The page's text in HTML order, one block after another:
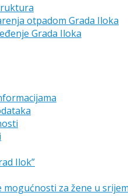
otpadom Grada Iloka
Grada Iloka
Ilok”
mogućnosti za žene u